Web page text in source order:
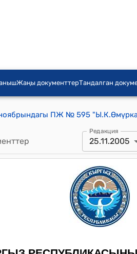
Жаңы документтерТандалган
Редакция
25.11.2005